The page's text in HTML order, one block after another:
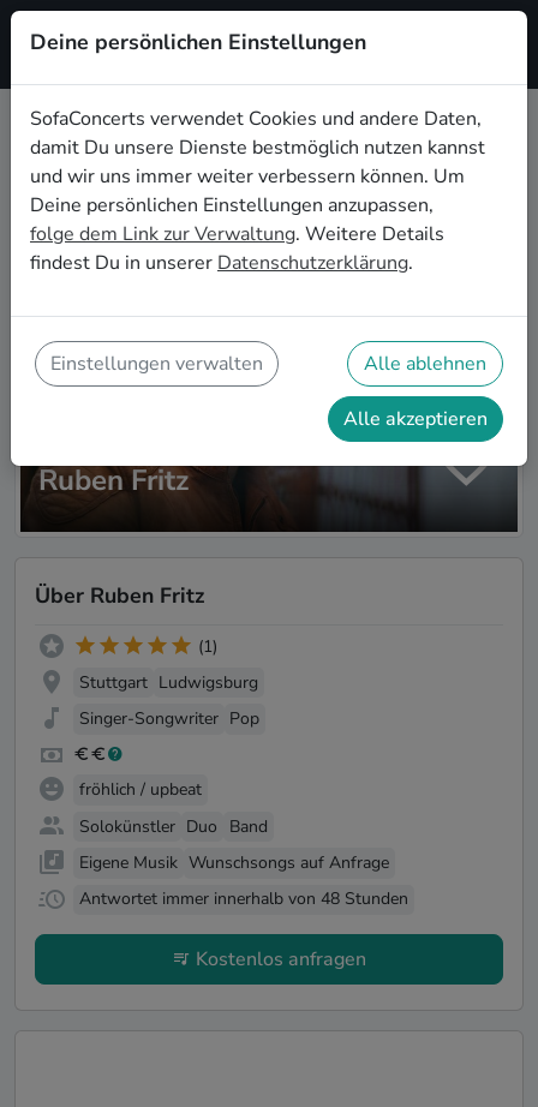
Registrieren
Zur Artistsuche
Ruben Fritz
Über Ruben Fritz
(1)
Stuttgart Ludwigsburg
Singer-Songwriter Pop
fröhlich / upbeat
Solokünstler Duo
Band
Eigene Musik Wunschsongs auf Anfrage
Antwortet immer innerhalb von 48 Stunden
Kostenlos anfragen
Deine persönlichen Einstellungen
SofaConcerts verwendet Cookies und andere Daten,
damit Du unsere Dienste bestmöglich nutzen kannst
und wir uns immer weiter verbessern können. Um
Deine persönlichen Einstellungen anzupassen,
folge dem Link zur Verwaltung. Weitere Details
findest Du in unserer Datenschutzerklärung.
Einstellungen verwalten Alle ablehnen
Alle akzeptieren